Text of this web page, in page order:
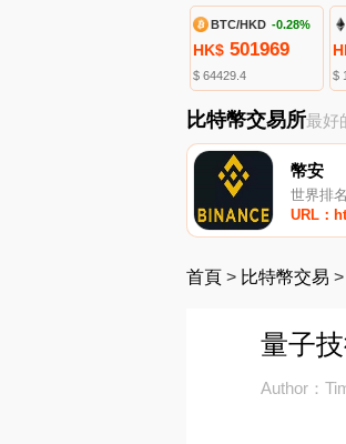
BTC/HKD -0.28%
HK$ 501969
$ 64429.4 $
比特幣交易所最好
幣安
世界排
URL：
首頁 > 比特幣交易 >
量子
Author：